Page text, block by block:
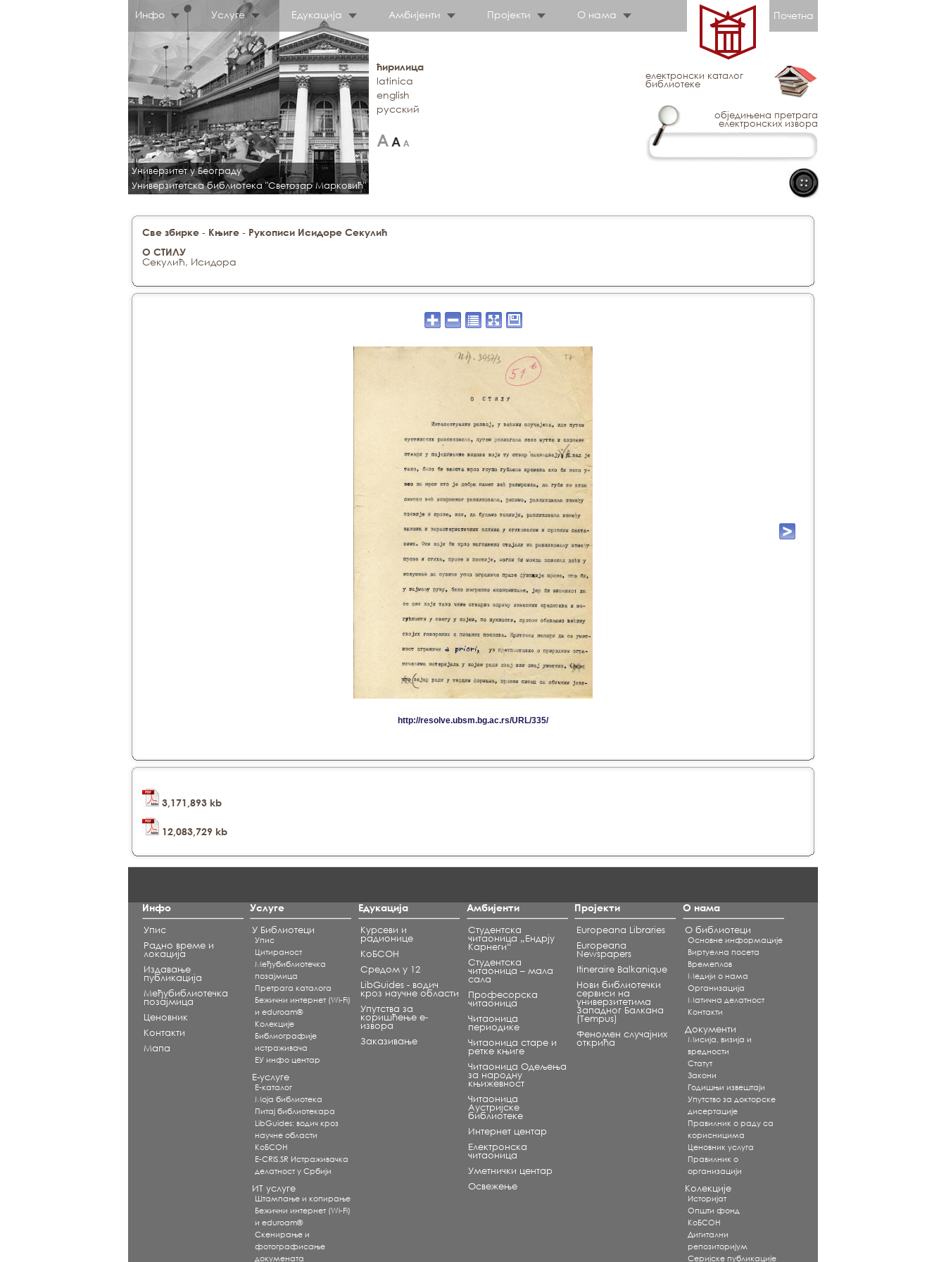
Инфо Услуге Едукација Амбијенти Пројекти О нама Почетна
Универзитет у Београду
Универзитетска библиотека "Светозар Марковић"
ћирилица
latinica
english
русский
електронски каталог
библиотеке
обједињена претрага
електронских извора
Све збирке - Књиге - Рукописи Исидоре Секулић
О СТИЛУ
Секулић, Исидора
3,171,893 kb
12,083,729 kb
Инфо
Упис
Радно време и
локација
Издавање
публикација
Међубиблиотечка
позајмица
Ценовник
Контакти
Мапа
Услуге
У Библиотеци
Упис
Цитираност
Међубиблиотечка
позајмица
Претрага каталога
Бежични интернет (Wi-Fi)
и eduroam®
Koлекције
Библиографије
истраживача
ЕУ инфо центар
Е-услуге
Е-каталог
Моја библиотека
Питај библиотекара
LibGuides: водич кроз
научне области
КоБСОН
E-CRIS.SR Истраживачка
делатност у Србији
ИТ услуге
Штампање и копирање
Бежични интернет (Wi-Fi)
и eduroam®
Скенирање и
фотографисање
докумената
Едукација
Курсеви и
радионице
КоБСОН
Средом у 12
LibGuides - водич
кроз научне области
Упутства за
коришћење е-
извора
Заказивање
Амбијенти
Студентска
читаоница „Ендрју
Карнеги“
Студентска
читаоница – мала
сала
Професорска
читаоница
Читаоница
периодике
Читаоница старе и
ретке књиге
Читаоница Одељења
за народну
књижевност
Читаоница
Аустријске
библиотеке
Интернет центар
Електронска
читаоница
Уметнички центар
Освежење
Пројекти
Europeana Libraries
Europeana
Newspapers
Itineraire Balkanique
Нови библиотечки
сервиси на
универзитетима
Западног Балкана
(Tempus)
Феномен случајних
открића
О нама
О библиотеци
Основне информације
Виртуелна посета
Времеплов
Медији о нама
Организација
Матична делатност
Контакти
Документи
Мисија, визија и
вредности
Статут
Закони
Годишњи извештаји
Упутство за докторске
дисертације
Правилник о раду са
корисницима
Ценовник услуга
Правилник о
организацији
Колекције
Историјат
Општи фонд
КоБСОН
Дигитални
репозиторијум
Серијске публикације